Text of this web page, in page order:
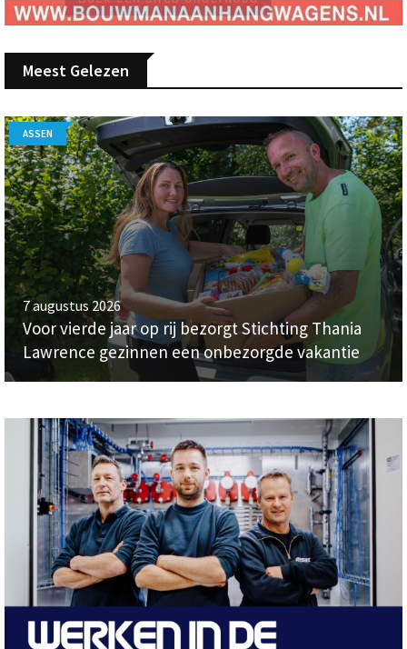
Meest Gelezen
ASSEN
7 augustus 2026
Voor vierde jaar op rij bezorgt Stichting Thania
Lawrence gezinnen een onbezorgde vakantie